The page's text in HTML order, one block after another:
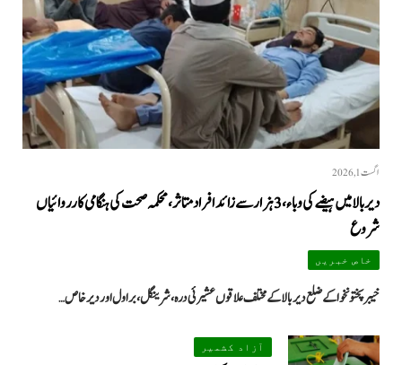
اگست 1, 2026
دیر بالا میں ہیضے کی وباء، 3 ہزار سے زائد افراد متاثر، محکمہ صحت کی ہنگامی کارروائیاں
شروع
خاص خبریں
خیبرپختونخوا کے ضلع دیر بالا کے مختلف علاقوں عشیرئی درہ، شرینگل، براول اور دیر خاص…
آزاد کشمیر